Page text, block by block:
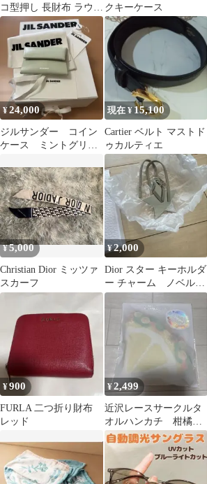
コ型押し 長財布 ラウン
ドファスナー ブラック
レザー
クキーケース
¥24,000
ジルサンダー コイン
ケース ミントグリー
現在 ¥15,100
Cartier ベルト マストド
ゥカルティエ
¥5,000
Christian Dior ミッツァ
スカーフ
¥2,000
Dior スター キーホルダ
ー チャーム ノベルテ
ィ非売品
¥900
FURLA 二つ折り財布
レッド
¥2,499
近沢レースサークルタ
オルハンカチ 柑橘
系 イエロー 新品未
開封